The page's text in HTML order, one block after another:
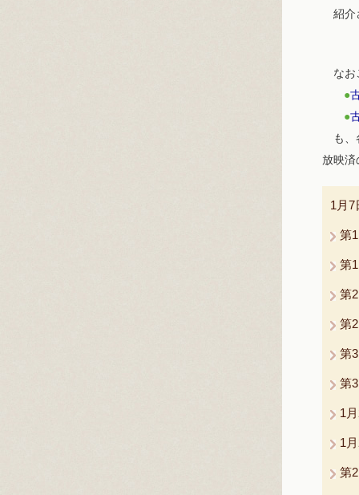
紹介
なお
●
●
も、
放映済
1月7
第
第
第
第
第
第
1
1
第